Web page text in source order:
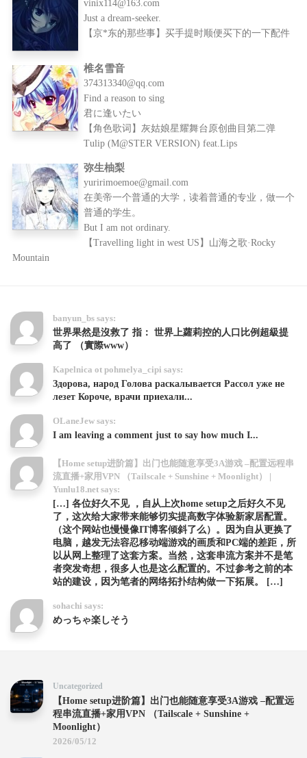
vinix114@163.com
Just a dream-seeker.
【京*东的那些事】买手提时顺便买下的一下配件
椎名雪音
374313340@qq.com
Find a reason to sing
君に逢いたい
【角色歌词】灰姑娘星耀舞台原创曲目第二弹
Tulip (M@STER VERSION) feat.Lips
弥生柚梨
yuririmoemoe@gmail.com
在美帝一个普通的大学，读着普通的专业，做一个
普通的学生。
But I am not ordinary.
【Travelling light in west US】山海之歌·Rocky
Mountain
banyun_bs says:
世界果然是沒救了 指： 世界上蘿莉控的人口比例超級提
高了 （實際www）
Kapelnica ot pohmelya_cipi says:
Здорова, народ Голова раскалывается Рассол уже не
лезет Короче, врачи приехали...
OLaneJew says:
I am leaving a comment just to say how much I...
【Home setup进阶篇】出门也能随意享受3A游戏 –配置远程串
流直播+家用VPN （Tailscale + Sunshine + Moonlight） |
Yunlu18.net says:
[…] 各位好久不见 ，自从上次home setup之后好久不见
了，这次给大家带来能够切实提高数字体验新家居配置。
（这个网站也慢慢像IT博客倾斜了么）。因为自从更换了
电脑，越发无法容忍移动端游戏的画质和PC端的差距，所
以从网上整理了这套方案。当然，这套串流方案并不是笔
者突发奇想，很多人也是这么配置的。不过参考之前的本
站的建设，因为笔者的网络拓扑结构做一下拓展。 […]
sohachi says:
めっちゃ楽しそう
Uncategorized
【Home setup进阶篇】出门也能随意享受3A游戏 –配置远
程串流直播+家用VPN （Tailscale + Sunshine +
Moonlight）
2026/05/12